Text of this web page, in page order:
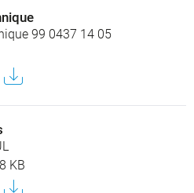
99 0437 14 05
KB